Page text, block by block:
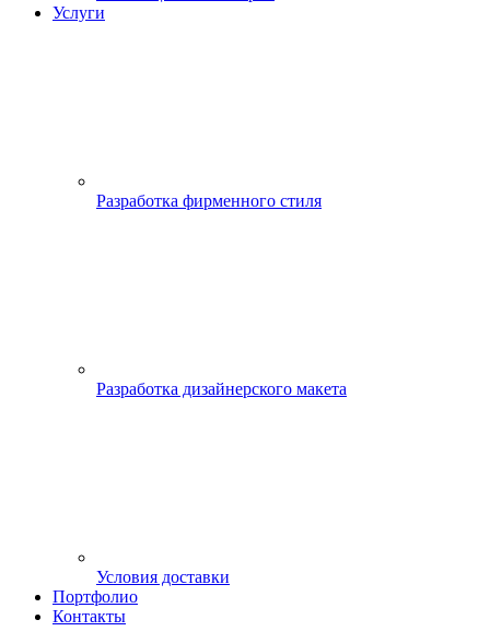
Услуги
Разработка фирменного стиля
Разработка дизайнерского макета
Условия доставки
Портфолио
Контакты